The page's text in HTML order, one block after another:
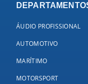
ÁUDIO PROFISSIONAL
AUTOMOTIVO
MARÍTIMO
MOTORSPORT